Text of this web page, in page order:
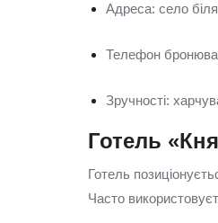
Адреса: село
Телефон
Зручності:
Готель
Готель
Часто